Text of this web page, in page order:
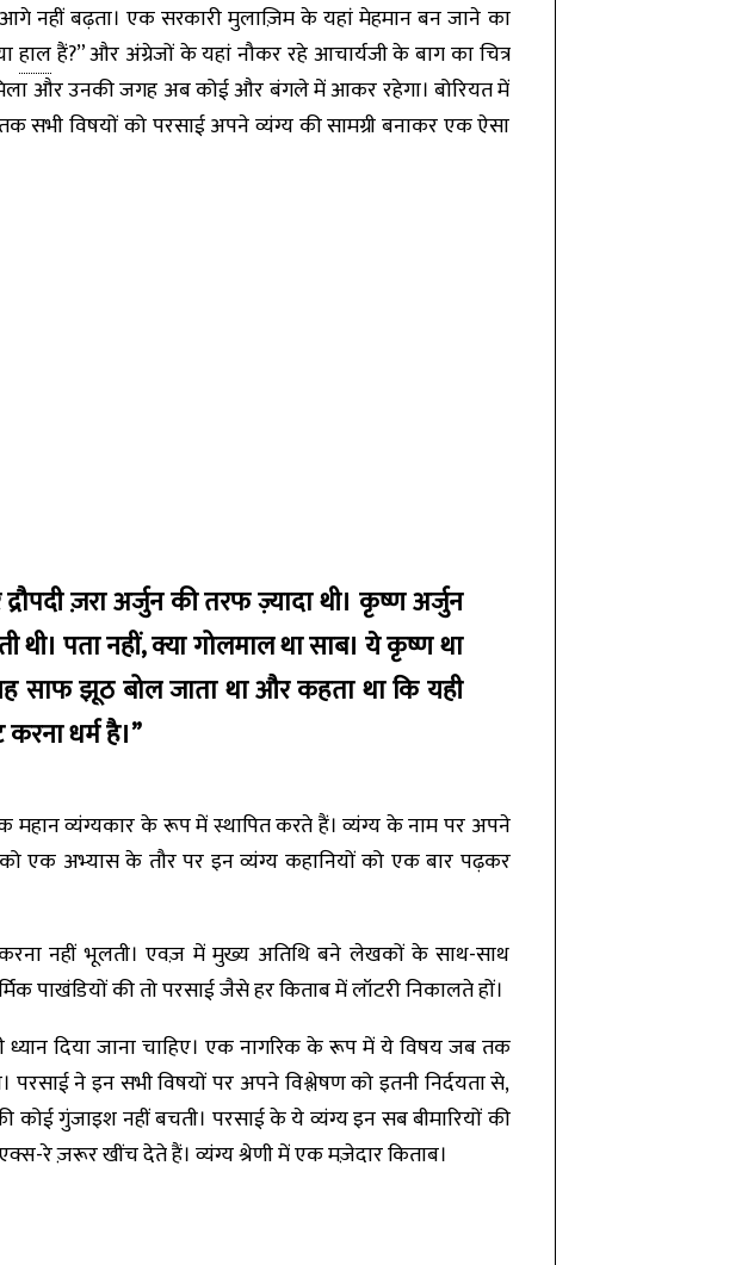
नहीं बढ़ता। एक सरकारी मुलाज़िम के यहां मेहमान बन जाने का
हालहैं?” और अंग्रेजों के यहां नौकर रहे आचार्यजी के बाग का चित्र
और उनकी जगह अब कोई और बंगले में आकर रहेगा। बोरियत में
सभी विषयों को परसाई अपने व्यंग्य की सामग्री बनाकर एक ऐसा
ज़रा अर्जुन की तरफ ज़्यादा थी। कृष्ण अर्जुन
थी। पता नहीं, क्या गोलमाल था साब। ये कृष्ण था
साफ झूठ बोल जाता था और कहता था कि यही
धर्म है।”
महान व्यंग्यकार के रूप में स्थापित करते हैं। व्यंग्य के नाम पर अपने
एक अभ्यास के तौर पर इन व्यंग्य कहानियों को एक बार पढ़कर
करना नहीं भूलती। एवज़ में मुख्य अतिथि बने लेखकों के साथ-साथ
पाखंडियों की तो परसाई जैसे हर किताब में लॉटरी निकालते हों।
दिया जाना चाहिए। एक नागरिक के रूप में ये विषय जब तक
ने इन सभी विषयों पर अपने विश्लेषण को इतनी निर्दयता से,
गुंजाइश नहीं बचती। परसाई के ये व्यंग्य इन सब बीमारियों की
रे ज़रूर खींच देते हैं। व्यंग्य श्रेणी में एक मज़ेदार किताब।